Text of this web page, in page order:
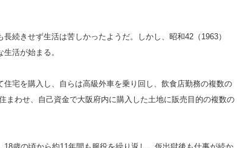
続きせず生活は苦しかったようだ。しかし、昭和42（1963）
活が始まる。
住宅を購入し、自らは高級外車を乗り回し、飲食店勤務の複数の
まわせ、自己資金で大阪府内に購入した土地に販売目的の複数の